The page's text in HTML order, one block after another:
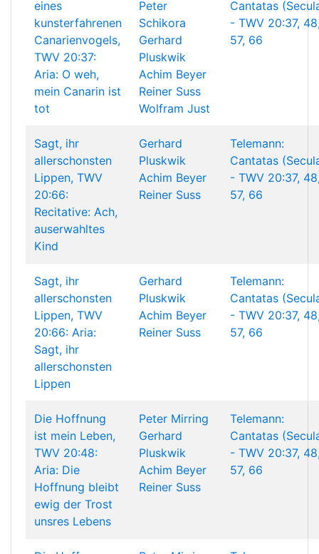
eines
kunsterfahrenen
Canarienvogels,
TWV 20:37:
Aria: O weh,
mein Canarin ist
tot
Peter
Schikora
Gerhard
Pluskwik
Achim Beyer
Reiner Suss
Wolfram Just
Cantatas
- TWV 20:37,
57, 66
Sagt, ihr
allerschonsten
Lippen, TWV
20:66:
Recitative: Ach,
auserwahltes
Kind
Gerhard
Pluskwik
Achim Beyer
Reiner Suss
Telemann:
Cantatas
- TWV 20:37,
57, 66
Sagt, ihr
allerschonsten
Lippen, TWV
20:66: Aria:
Sagt, ihr
allerschonsten
Lippen
Gerhard
Pluskwik
Achim Beyer
Reiner Suss
Telemann:
Cantatas
- TWV 20:37,
57, 66
Die Hoffnung
ist mein Leben,
TWV 20:48:
Aria: Die
Hoffnung bleibt
ewig der Trost
unsres Lebens
Peter Mirring
Gerhard
Pluskwik
Achim Beyer
Reiner Suss
Telemann:
Cantatas
- TWV 20:37,
57, 66